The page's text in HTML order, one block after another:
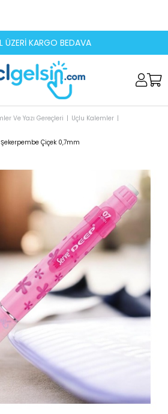
ÜZERİ KARGO BEDAVA
Ve Yazı Gereçleri Uçlu Kalemler
Çiçek 0,7mm